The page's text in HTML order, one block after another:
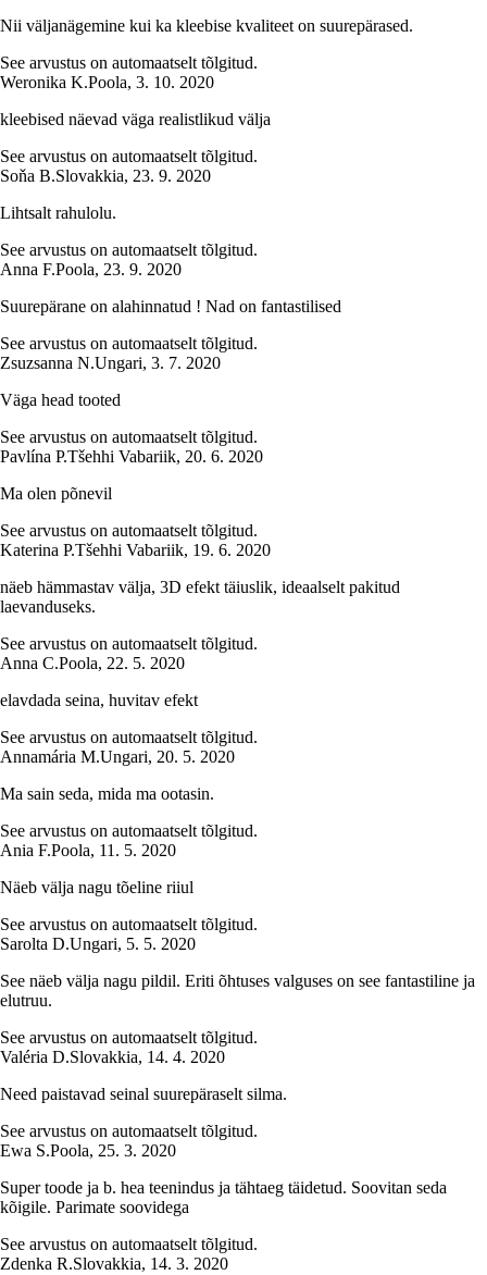
Nii väljanägemine kui ka kleebise kvaliteet on suurepärased.
See arvustus on automaatselt tõlgitud.
Weronika K.Poola, 3. 10. 2020
kleebised näevad väga realistlikud välja
See arvustus on automaatselt tõlgitud.
Soňa B.Slovakkia, 23. 9. 2020
Lihtsalt rahulolu.
See arvustus on automaatselt tõlgitud.
Anna F.Poola, 23. 9. 2020
Suurepärane on alahinnatud ! Nad on fantastilised
See arvustus on automaatselt tõlgitud.
Zsuzsanna N.Ungari, 3. 7. 2020
Väga head tooted
See arvustus on automaatselt tõlgitud.
Pavlína P.Tšehhi Vabariik, 20. 6. 2020
Ma olen põnevil
See arvustus on automaatselt tõlgitud.
Katerina P.Tšehhi Vabariik, 19. 6. 2020
näeb hämmastav välja, 3D efekt täiuslik, ideaalselt pakitud
laevanduseks.
See arvustus on automaatselt tõlgitud.
Anna C.Poola, 22. 5. 2020
elavdada seina, huvitav efekt
See arvustus on automaatselt tõlgitud.
Annamária M.Ungari, 20. 5. 2020
Ma sain seda, mida ma ootasin.
See arvustus on automaatselt tõlgitud.
Ania F.Poola, 11. 5. 2020
Näeb välja nagu tõeline riiul
See arvustus on automaatselt tõlgitud.
Sarolta D.Ungari, 5. 5. 2020
See näeb välja nagu pildil. Eriti õhtuses valguses on see fantastiline ja
elutruu.
See arvustus on automaatselt tõlgitud.
Valéria D.Slovakkia, 14. 4. 2020
Need paistavad seinal suurepäraselt silma.
See arvustus on automaatselt tõlgitud.
Ewa S.Poola, 25. 3. 2020
Super toode ja b. hea teenindus ja tähtaeg täidetud. Soovitan seda
kõigile. Parimate soovidega
See arvustus on automaatselt tõlgitud.
Zdenka R.Slovakkia, 14. 3. 2020